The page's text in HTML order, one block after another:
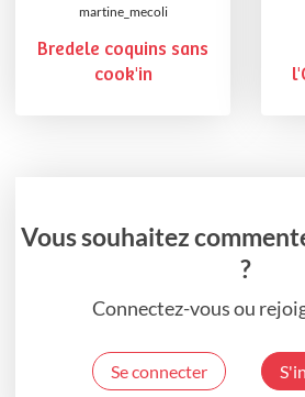
martine_mecoli
Bredele coquins sans
cook'in
Vous souhaitez
?
Connectez-vous ou
Se connecter